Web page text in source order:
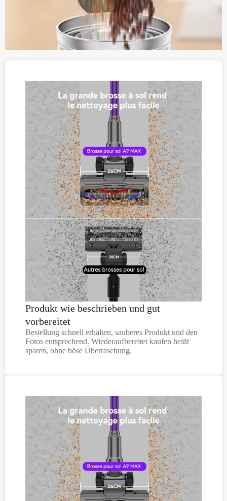
Produkt wie beschrieben und gut
vorbereitet
Bestellung schnell erhalten, sauberes Produkt und den
Fotos entsprechend. Wiederaufbereitet kaufen heißt
sparen, ohne böse Überraschung.